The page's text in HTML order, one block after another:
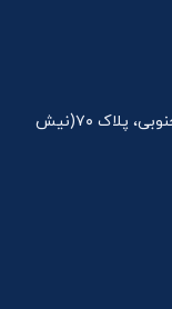
تهران، بلوار اندرزگو، نبش خیابان عبداللهی جنوبی، پلاک ۷۰(نیش